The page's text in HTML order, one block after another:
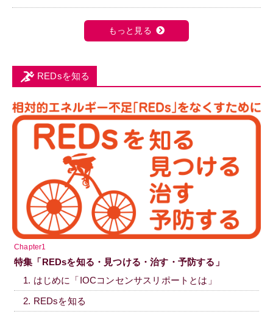
もっと見る
REDsを知る
Chapter1
特集「REDsを知る・見つける・治す・予防する」
1. はじめに「IOCコンセンサスリポートとは」
2. REDsを知る